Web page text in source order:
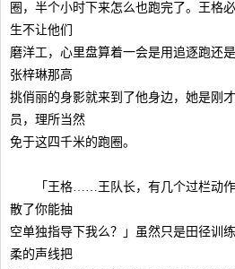
圈，半个小时下来怎么也跑完了。王格
生不让他们
磨洋工，心里盘算着一会是用追逐跑还
张梓琳那高
挑俏丽的身影就来到了他身边，她是刚
员，理所当然
免于这四千米的跑圈。
「王格……王队长，有几个过栏动作
散了你能抽
空单独指导下我么？」虽然只是田径训
柔的声线把